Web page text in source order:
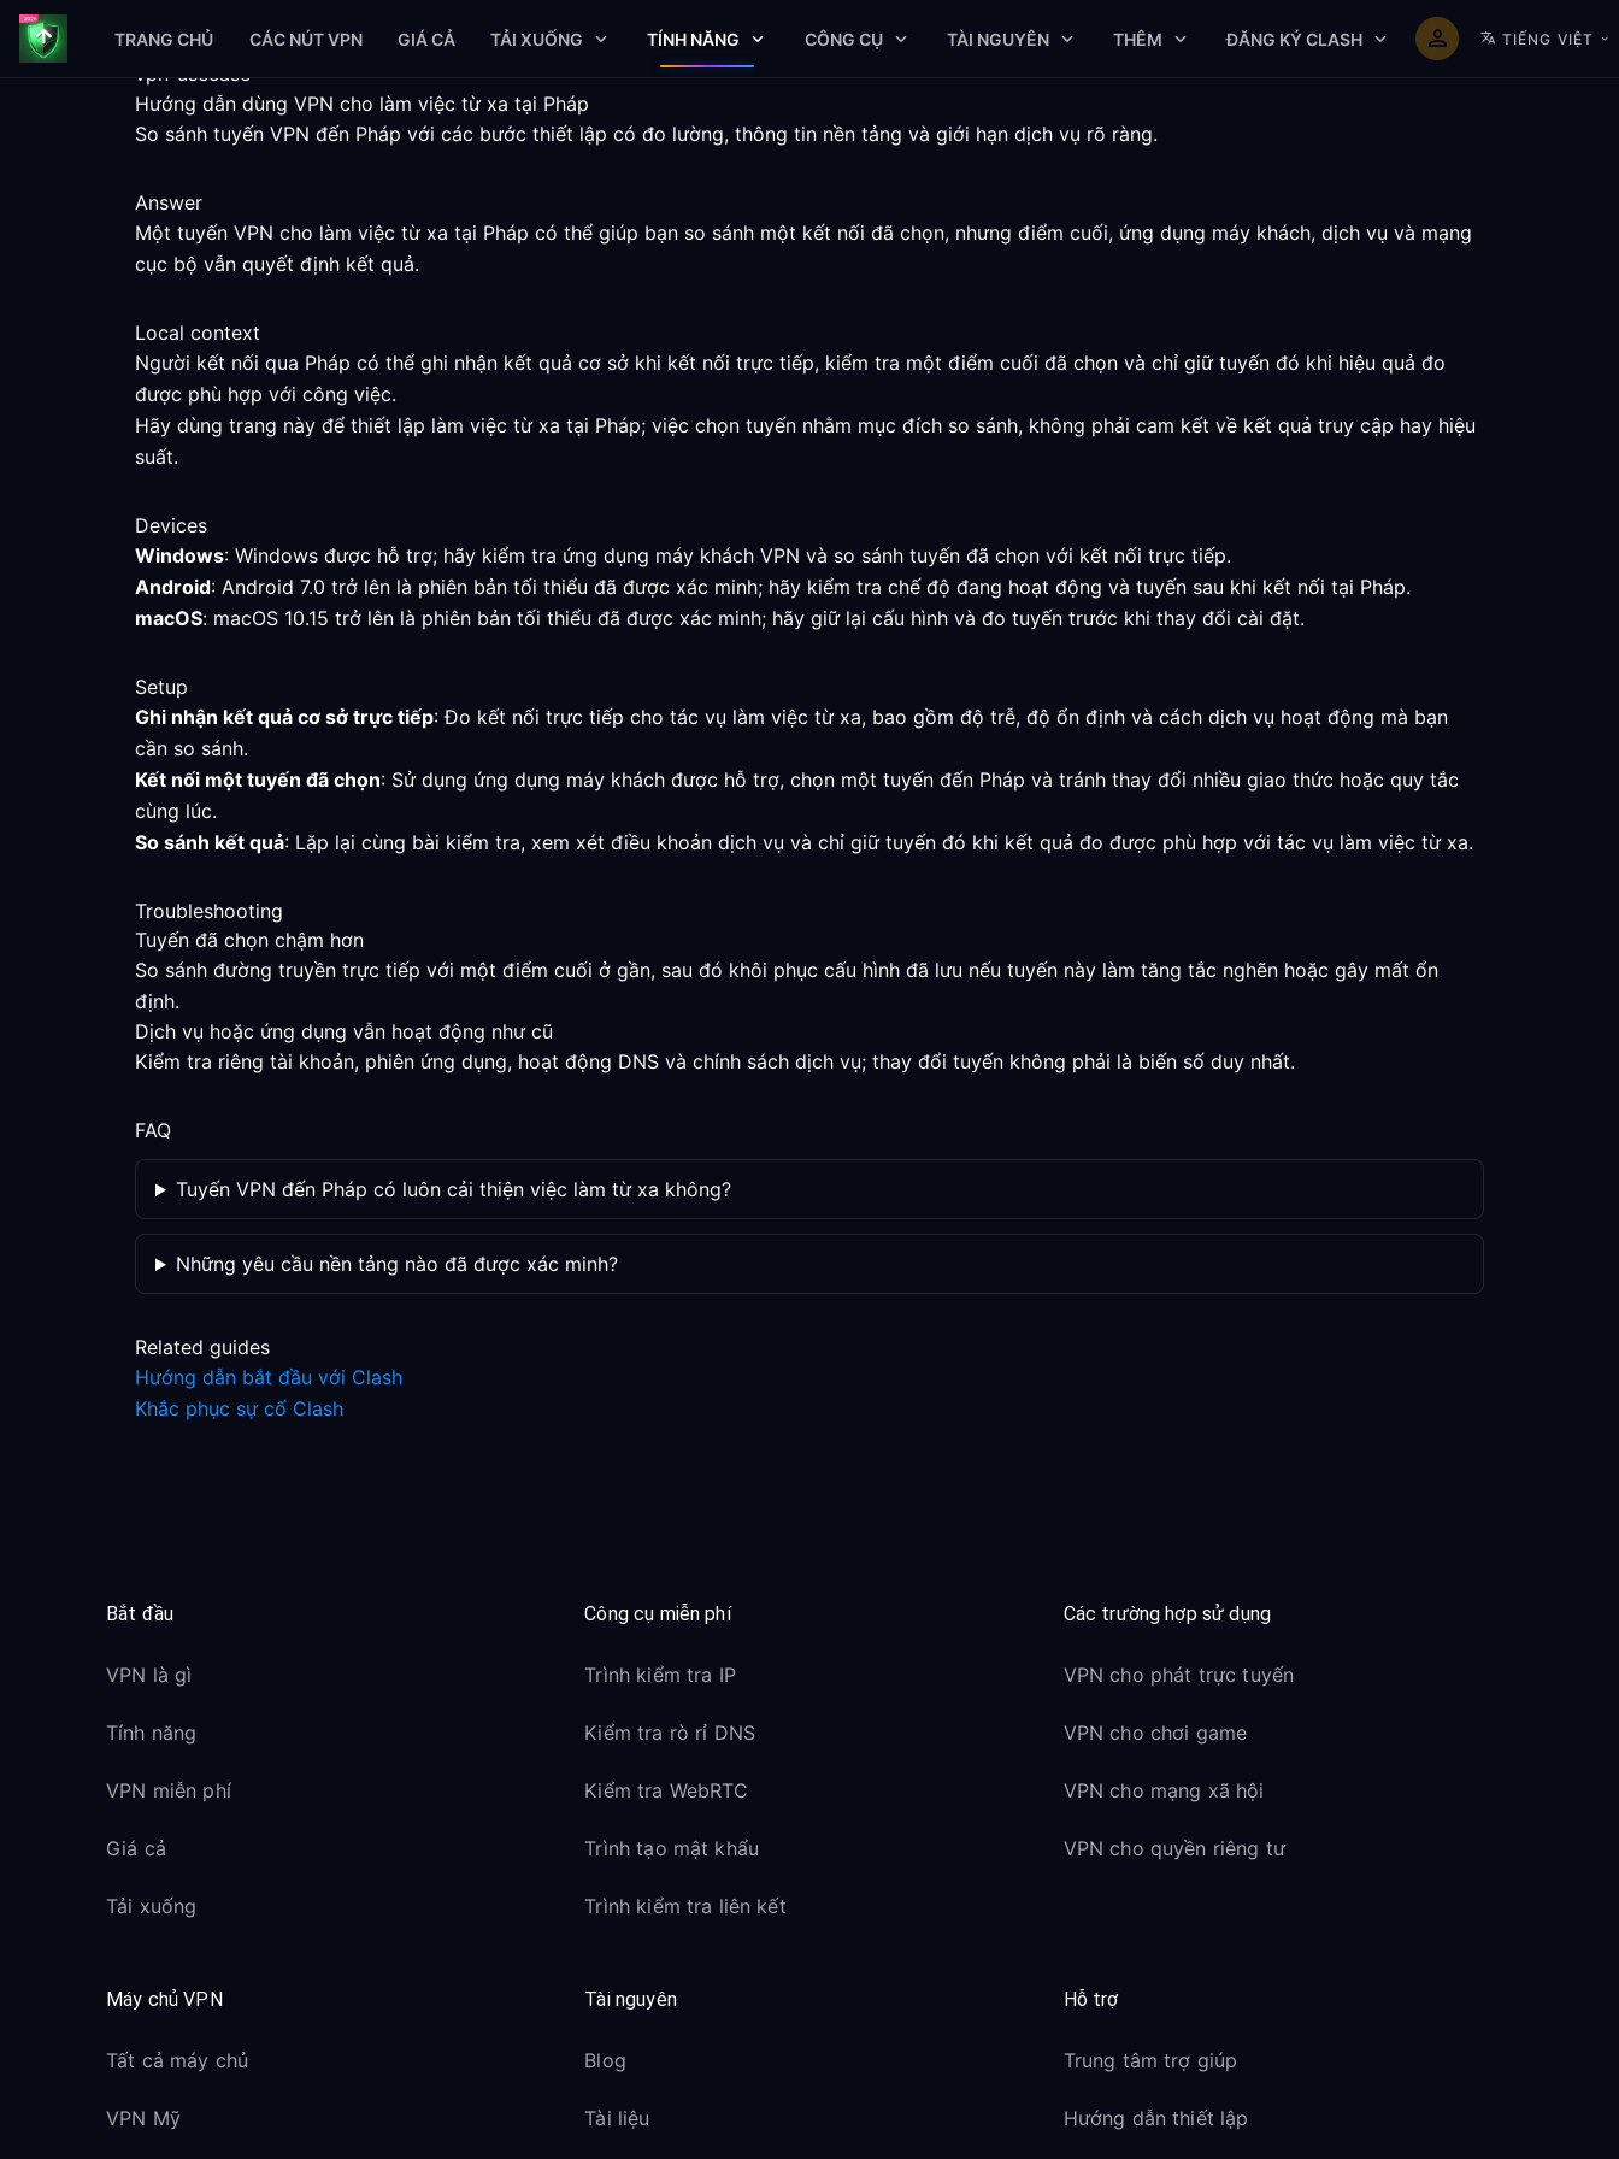
TRANG CHỦ CÁC NÚT VPN GIÁ CẢ TẢI XUỐNG TÍNH NĂNG CÔNG CỤ TÀI NGUYÊN THÊM ĐĂNG KÝ CLASH TIẾNG VIỆT
vpn-usecase
Hướng dẫn dùng VPN cho làm việc từ xa tại Pháp
So sánh tuyến VPN đến Pháp với các bước thiết lập có đo lường, thông tin nền tảng và giới hạn dịch vụ rõ ràng.
Answer
Một tuyến VPN cho làm việc từ xa tại Pháp có thể giúp bạn so sánh một kết nối đã chọn, nhưng điểm cuối, ứng dụng máy khách, dịch vụ và mạng
cục bộ vẫn quyết định kết quả.
Local context
Người kết nối qua Pháp có thể ghi nhận kết quả cơ sở khi kết nối trực tiếp, kiểm tra một điểm cuối đã chọn và chỉ giữ tuyến đó khi hiệu quả đo
được phù hợp với công việc.
Hãy dùng trang này để thiết lập làm việc từ xa tại Pháp; việc chọn tuyến nhằm mục đích so sánh, không phải cam kết về kết quả truy cập hay hiệu
suất.
Devices
Windows: Windows được hỗ trợ; hãy kiểm tra ứng dụng máy khách VPN và so sánh tuyến đã chọn với kết nối trực tiếp.
Android: Android 7.0 trở lên là phiên bản tối thiểu đã được xác minh; hãy kiểm tra chế độ đang hoạt động và tuyến sau khi kết nối tại Pháp.
macOS: macOS 10.15 trở lên là phiên bản tối thiểu đã được xác minh; hãy giữ lại cấu hình và đo tuyến trước khi thay đổi cài đặt.
Setup
Ghi nhận kết quả cơ sở trực tiếp: Đo kết nối trực tiếp cho tác vụ làm việc từ xa, bao gồm độ trễ, độ ổn định và cách dịch vụ hoạt động mà bạn
cần so sánh.
Kết nối một tuyến đã chọn: Sử dụng ứng dụng máy khách được hỗ trợ, chọn một tuyến đến Pháp và tránh thay đổi nhiều giao thức hoặc quy tắc
cùng lúc.
So sánh kết quả: Lặp lại cùng bài kiểm tra, xem xét điều khoản dịch vụ và chỉ giữ tuyến đó khi kết quả đo được phù hợp với tác vụ làm việc từ xa.
Troubleshooting
Tuyến đã chọn chậm hơn
So sánh đường truyền trực tiếp với một điểm cuối ở gần, sau đó khôi phục cấu hình đã lưu nếu tuyến này làm tăng tắc nghẽn hoặc gây mất ổn
định.
Dịch vụ hoặc ứng dụng vẫn hoạt động như cũ
Kiểm tra riêng tài khoản, phiên ứng dụng, hoạt động DNS và chính sách dịch vụ; thay đổi tuyến không phải là biến số duy nhất.
FAQ
Tuyến VPN đến Pháp có luôn cải thiện việc làm từ xa không?
Những yêu cầu nền tảng nào đã được xác minh?
Related guides
Hướng dẫn bắt đầu với Clash
Khắc phục sự cố Clash
Bắt đầu
VPN là gì
Tính năng
VPN miễn phí
Giá cả
Tải xuống
Công cụ miễn phí
Trình kiểm tra IP
Kiểm tra rò rỉ DNS
Kiểm tra WebRTC
Trình tạo mật khẩu
Trình kiểm tra liên kết
Các trường hợp sử dụng
VPN cho phát trực tuyến
VPN cho chơi game
VPN cho mạng xã hội
VPN cho quyền riêng tư
Máy chủ VPN
Tất cả máy chủ
VPN Mỹ
Tài nguyên
Blog
Tài liệu
Hỗ trợ
Trung tâm trợ giúp
Hướng dẫn thiết lập